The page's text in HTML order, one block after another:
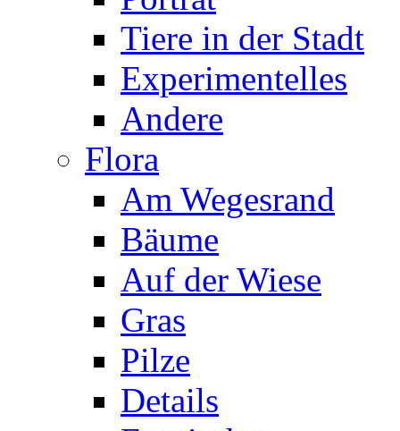
Tiere in der Stadt
Experimentelles
Andere
Flora
Am Wegesrand
Bäume
Auf der Wiese
Gras
Pilze
Details